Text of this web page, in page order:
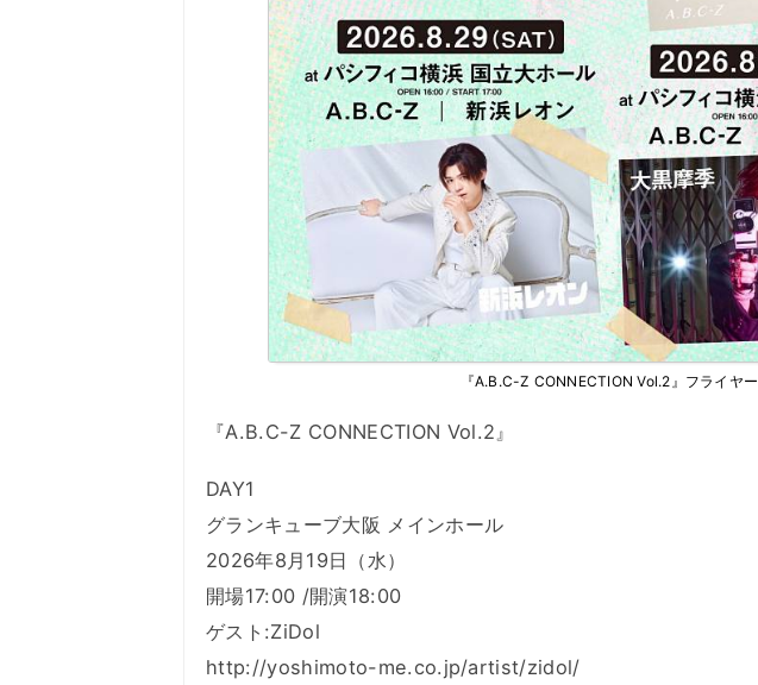
『A.B.C-Z CONNECTION Vol.2』フライヤー
『A.B.C-Z CONNECTION Vol.2』
DAY1
グランキューブ大阪 メインホール
2026年8月19日（水）
開場17:00 /開演18:00
ゲスト:ZiDol
http://yoshimoto-me.co.jp/artist/zidol/